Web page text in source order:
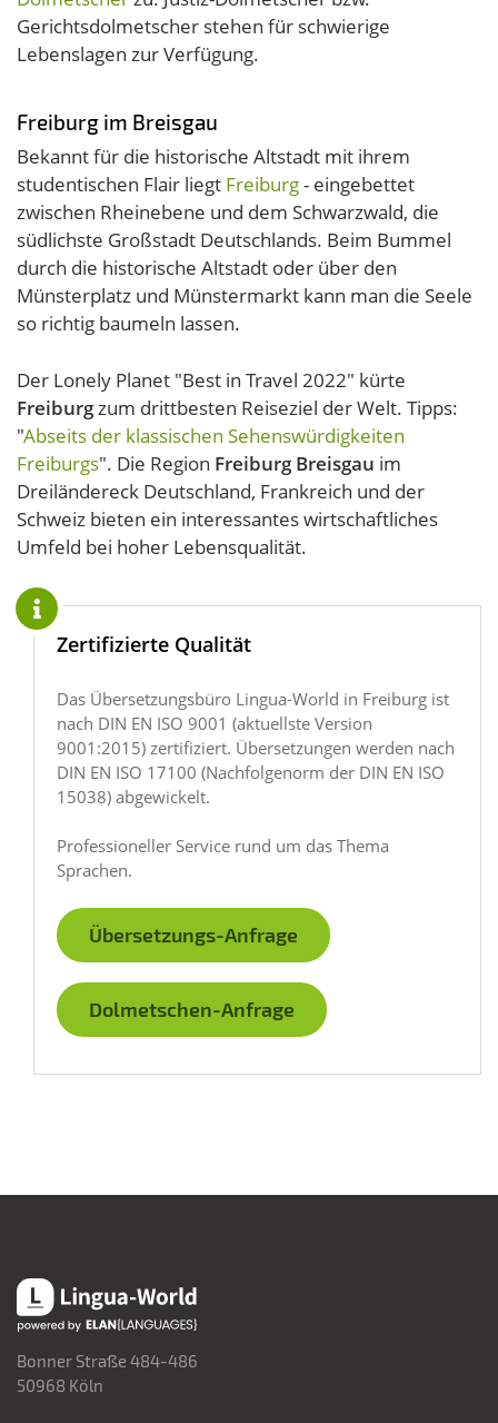
Gerichtsdolmetscher stehen für schwierige
Lebenslagen zur Verfügung.
Freiburg im Breisgau
Bekannt für die historische Altstadt mit ihrem
studentischen Flair liegt Freiburg- eingebettet
zwischen Rheinebene und dem Schwarzwald, die
südlichste Großstadt Deutschlands. Beim Bummel
durch die historische Altstadt oder über den
Münsterplatz und Münstermarkt kann man die Seele
so richtig baumeln lassen.
Der Lonely Planet "Best in Travel 2022" kürte
Freiburgzum drittbesten Reiseziel der Welt. Tipps:
"Abseits der klassischen Sehenswürdigkeiten
Freiburgs". Die Region Freiburg Breisgau im
Dreiländereck Deutschland, Frankreich und der
Schweiz bieten ein interessantes wirtschaftliches
Umfeld bei hoher Lebensqualität.
Zertifizierte Qualität
Das Übersetzungsbüro Lingua-World in Freiburg ist
nach DIN EN ISO 9001 (aktuellste Version
9001:2015) zertifiziert. Übersetzungen werden nach
DIN EN ISO 17100 (Nachfolge­norm der DIN EN ISO
15038) abgewickelt.
Professioneller Service rund um das Thema
Sprachen.
Übersetzungs-Anfrage
Dolmetschen-Anfrage
Lingua-World
Bonner Straße 484-486
50968 Köln